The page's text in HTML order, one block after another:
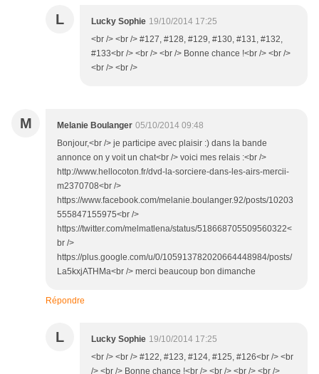
L Lucky Sophie 19/10/2014 17:25
<br /> <br /> #127, #128, #129, #130, #131, #132,
#133<br /> <br /> <br /> Bonne chance !<br /> <br />
<br /> <br />
M Melanie Boulanger 05/10/2014 09:48
Bonjour,<br /> je participe avec plaisir :) dans la bande
annonce on y voit un chat<br /> voici mes relais :<br />
http://www.hellocoton.fr/dvd-la-sorciere-dans-les-airs-mercii-
m2370708<br />
https://www.facebook.com/melanie.boulanger.92/posts/10203
555847155975<br />
https://twitter.com/melmatlena/status/518668705509560322<
br />
https://plus.google.com/u/0/105913782020664448984/posts/
La5kxjATHMa<br /> merci beaucoup bon dimanche
Répondre
L Lucky Sophie 19/10/2014 17:25
<br /> <br /> #122, #123, #124, #125, #126<br /> <br
/> <br /> Bonne chance !<br /> <br /> <br /> <br />